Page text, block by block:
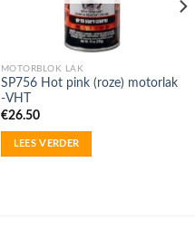
MOTORBLOK LAK
SP756 Hot pink (roze) motorlak
-VHT
€26.50
LEES VERDER